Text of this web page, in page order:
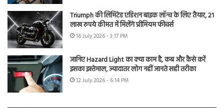
Triumph की लिमिटेड एडिशन बाइक लॉन्च के लिए तैयार, 21
लाख रुपये कीमत में मिलेंगे प्रीमियम फीचर्स
16 July 2026 - 3:17 PM
जानिए Hazard Light का क्या काम है, कब और कैसे करें
इसका इस्तेमाल, ज्यादातर लोग नहीं जानते सही तरीका
12 July 2026 - 6:14 PM